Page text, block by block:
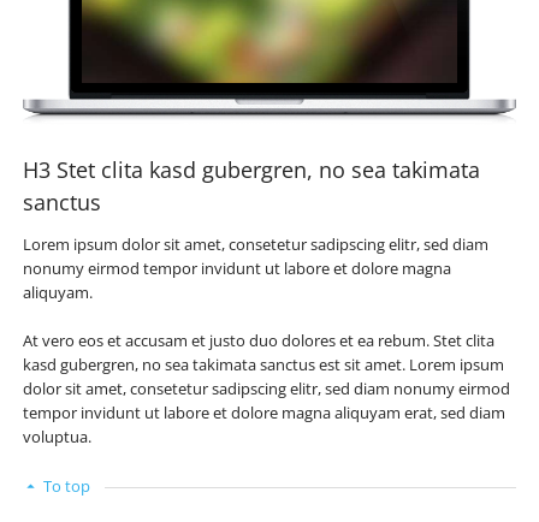
H3 Stet clita kasd gubergren, no sea takimata
sanctus
Lorem ipsum dolor sit amet, consetetur sadipscing elitr, sed diam
nonumy eirmod tempor invidunt ut labore et dolore magna
aliquyam.
At vero eos et accusam et justo duo dolores et ea rebum. Stet clita
kasd gubergren, no sea takimata sanctus est sit amet. Lorem ipsum
dolor sit amet, consetetur sadipscing elitr, sed diam nonumy eirmod
tempor invidunt ut labore et dolore magna aliquyam erat, sed diam
voluptua.
To top